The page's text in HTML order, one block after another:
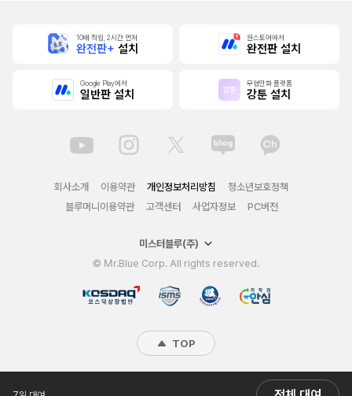
10배 적립, 2시간 먼저
완전판+ 설치
원스토어에서
완전판 설치
Google Play에서
일반판 설치
무협만화 플랫폼
강툰 설치
회사소개 이용약관 개인정보처리방침
청소년보호정책
블루머니이용약관
고객센터 사업자정보 PC버전
미스터블루(주)
© Mr.Blue Corp. All rights reserved.
TOP